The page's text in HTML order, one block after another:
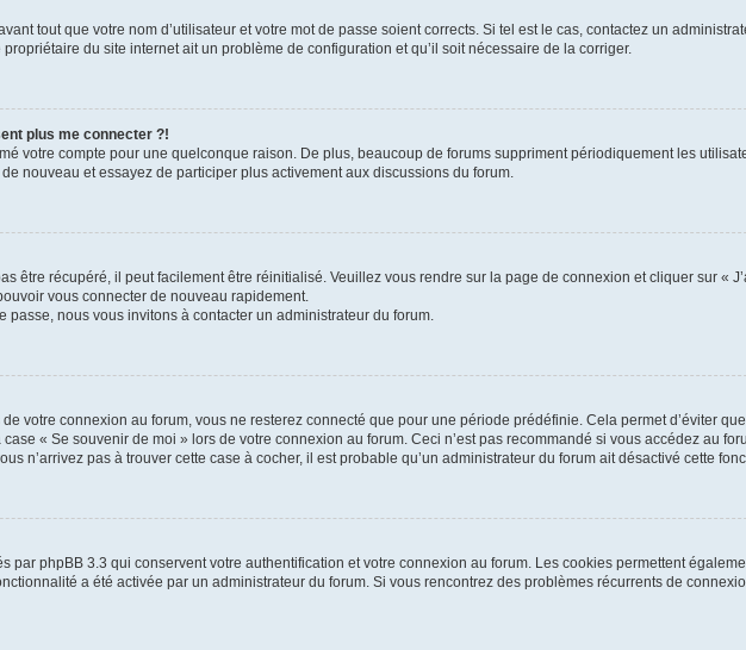
tout que votre nom d’utilisateur et votre mot de passe soient corrects. Si tel est le cas, contactez un
du site internet ait un problème de configuration et qu’il soit nécessaire de la corriger.
plus me connecter ?!
votre compte pour une quelconque raison. De plus, beaucoup de forums suppriment périodiquement les
nouveau et essayez de participer plus activement aux discussions du forum.
être récupéré, il peut facilement être réinitialisé. Veuillez vous rendre sur la page de connexion et cliquer sur «
vous connecter de nouveau rapidement.
nous vous invitons à contacter un administrateur du forum.
votre connexion au forum, vous ne resterez connecté que pour une période prédéfinie. Cela permet d’éviter
« Se souvenir de moi » lors de votre connexion au forum. Ceci n’est pas recommandé si vous accédez au
n’arrivez pas à trouver cette case à cocher, il est probable qu’un administrateur du forum ait désactivé cette
par phpBB 3.3 qui conservent votre authentification et votre connexion au forum. Les cookies permettent
a été activée par un administrateur du forum. Si vous rencontrez des problèmes récurrents de